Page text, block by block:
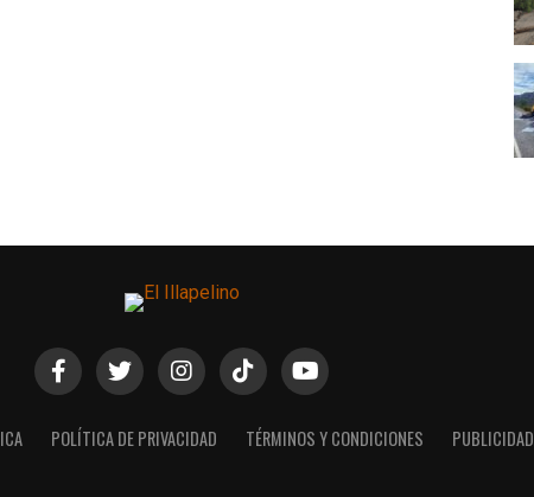
POLÍTICA DE PRIVACIDAD TÉRMINOS Y CONDICIONES PUBLICIDAD